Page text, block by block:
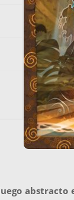
abstracto